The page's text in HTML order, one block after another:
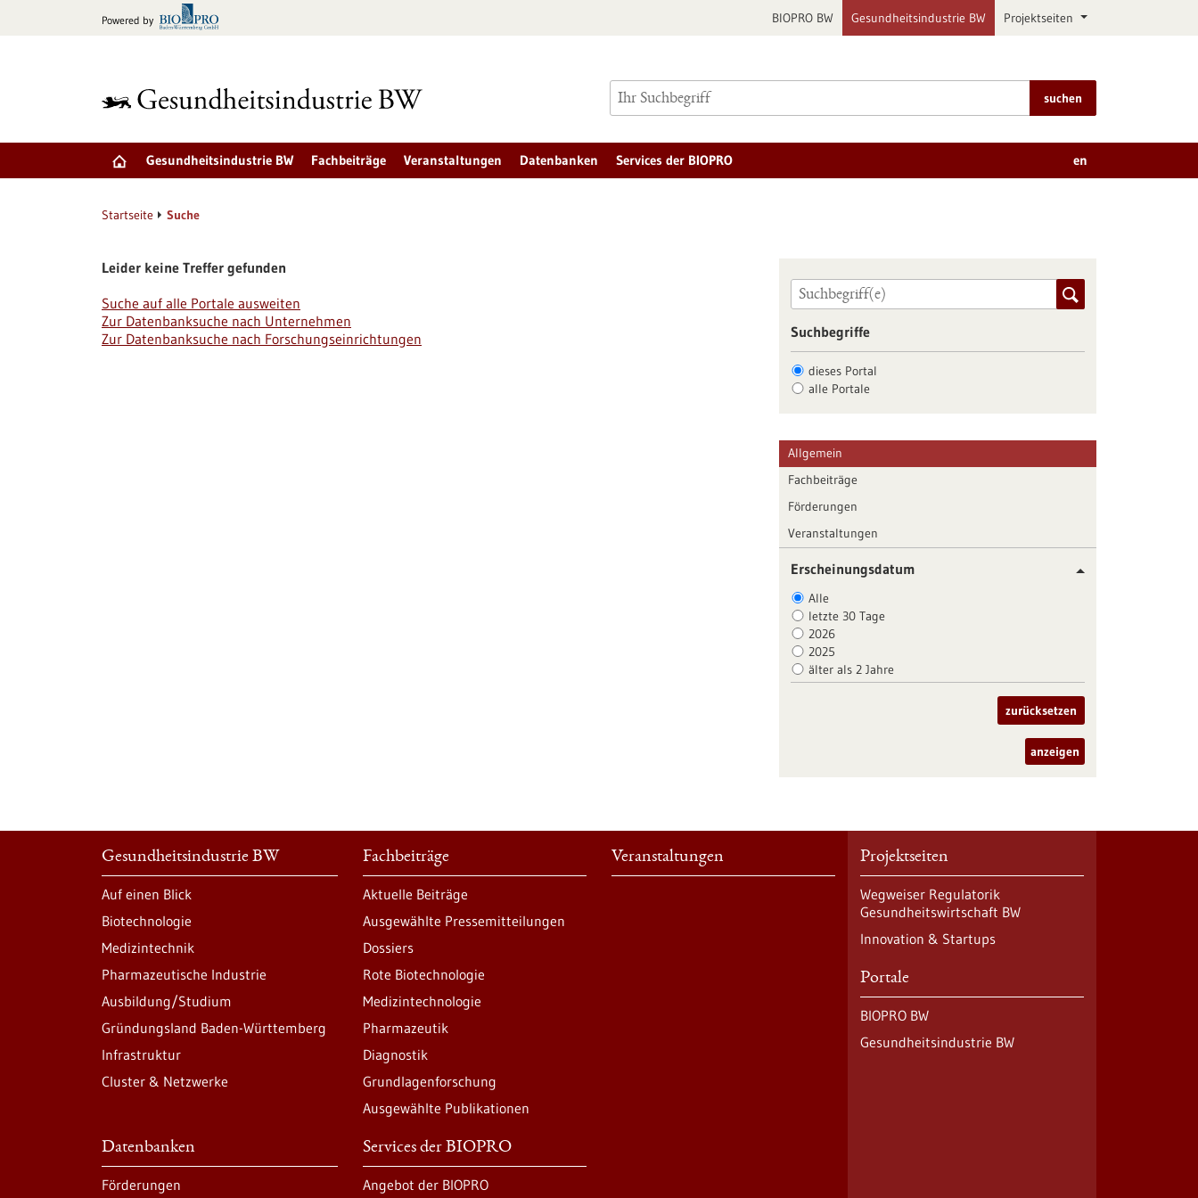
Powered by BIOPRO BW Gesundheitsindustrie BW Projektseiten
suchen
Gesundheitsindustrie BW Fachbeiträge Veranstaltungen Datenbanken Services der BIOPRO en
Startseite Suche
Leider keine Treffer gefunden
Suche auf alle Portale ausweiten
Zur Datenbanksuche nach Unternehmen
Zur Datenbanksuche nach Forschungseinrichtungen
Suchbegriffe
dieses Portal
alle Portale
Allgemein
Fachbeiträge
Förderungen
Veranstaltungen
Erscheinungsdatum
Alle
letzte 30 Tage
2026
2025
älter als 2 Jahre
zurücksetzen
anzeigen
Gesundheitsindustrie BW
Auf einen Blick
Biotechnologie
Medizintechnik
Pharmazeutische Industrie
Ausbildung/Studium
Gründungsland Baden-Württemberg
Infrastruktur
Cluster & Netzwerke
Fachbeiträge
Aktuelle Beiträge
Ausgewählte Pressemitteilungen
Dossiers
Rote Biotechnologie
Medizintechnologie
Pharmazeutik
Diagnostik
Grundlagenforschung
Ausgewählte Publikationen
Veranstaltungen
Datenbanken
Förderungen
Services der BIOPRO
Angebot der BIOPRO
Projektseiten
Wegweiser Regulatorik
Gesundheitswirtschaft BW
Innovation & Startups
Portale
BIOPRO BW
Gesundheitsindustrie BW